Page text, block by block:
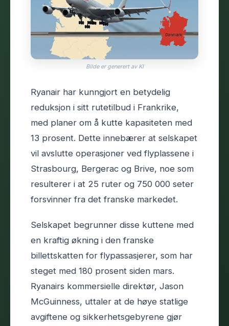
Bilde er generert av KI
Ryanair har kunngjort en betydelig
reduksjon i sitt rutetilbud i Frankrike,
med planer om å kutte kapasiteten med
13 prosent. Dette innebærer at selskapet
vil avslutte operasjoner ved flyplassene i
Strasbourg, Bergerac og Brive, noe som
resulterer i at 25 ruter og 750 000 seter
forsvinner fra det franske markedet.
Selskapet begrunner disse kuttene med
en kraftig økning i den franske
billettskatten for flypassasjerer, som har
steget med 180 prosent siden mars.
Ryanairs kommersielle direktør, Jason
McGuinness, uttaler at de høye statlige
avgiftene og sikkerhetsgebyrene gjør